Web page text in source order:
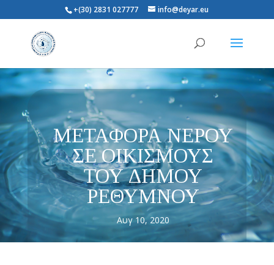
+(30) 2831 027777 info@deyar.eu
ΜΕΤΑΦΟΡΑ ΝΕΡΟΥ
ΣΕ ΟΙΚΙΣΜΟΥΣ
ΤΟΥ ΔΗΜΟΥ
ΡΕΘΥΜΝΟΥ
Αυγ 10, 2020